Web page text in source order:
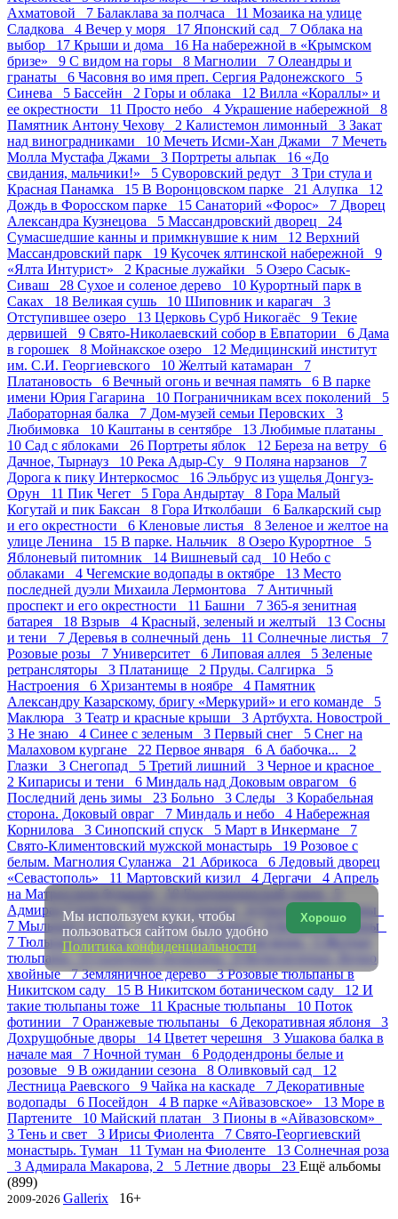
Ахматовой 7 Балаклава за полчаса 11 Мозаика на улице
Сладкова 4 Вечер у моря 17 Японский сад 7 Облака на
выбор 17 Крыши и дома 16 На набережной в «Крымском
бризе» 9 С видом на горы 8 Магнолии 7 Олеандры и
гранаты 6 Часовня во имя преп. Сергия Радонежского 5
Синева 5 Бассейн 2 Горы и облака 12 Вилла «Кораллы» и
ее окрестности 11 Просто небо 4 Украшение набережной 8
Памятник Антону Чехову 2 Калистемон лимонный 3 Закат
над виноградниками 10 Мечеть Исми-Хан Джами 7 Мечеть
Молла Мустафа Джами 3 Портреты альпак 16 «До
свидания, мальчики!» 5 Суворовский редут 3 Три стула и
Красная Панамка 15 В Воронцовском парке 21 Алупка 12
Дождь в Форосском парке 15 Санаторий «Форос» 7 Дворец
Александра Кузнецова 5 Массандровский дворец 24
Сумасшедшие канны и примкнувшие к ним 12 Верхний
Массандровский парк 19 Кусочек ялтинской набережной 9
«Ялта Интурист» 2 Красные лужайки 5 Озеро Сасык-
Сиваш 28 Сухое и соленое дерево 10 Курортный парк в
Саках 18 Великая сушь 10 Шиповник и карагач 3
Отступившее озеро 13 Церковь Сурб Никогаёс 9 Текие
дервишей 9 Свято-Николаевский собор в Евпатории 6 Дама
в горошек 8 Мойнакское озеро 12 Медицинский институт
им. С.И. Георгиевского 10 Желтый катамаран 7
Платановость 6 Вечный огонь и вечная память 6 В парке
имени Юрия Гагарина 10 Пограничникам всех поколений 5
Лабораторная балка 7 Дом-музей семьи Перовских 3
Любимовка 10 Каштаны в сентябре 13 Любимые платаны
10 Сад с яблоками 26 Портреты яблок 12 Береза на ветру 6
Дачное, Тырнауз 10 Река Адыр-Су 9 Поляна нарзанов 7
Дорога к пику Интеркосмос 16 Эльбрус из ущелья Донгуз-
Орун 11 Пик Чегет 5 Гора Андыртау 8 Гора Малый
Когутай и пик Баксан 8 Гора Итколбаши 6 Балкарский сыр
и его окрестности 6 Кленовые листья 8 Зеленое и желтое на
улице Ленина 15 В парке. Нальчик 8 Озеро Курортное 5
Яблоневый питомник 14 Вишневый сад 10 Небо с
облаками 4 Чегемские водопады в октябре 13 Место
последней дуэли Михаила Лермонтова 7 Античный
проспект и его окрестности 11 Башни 7 365-я зенитная
батарея 18 Взрыв 4 Красный, зеленый и желтый 13 Сосны
и тени 7 Деревья в солнечный день 11 Солнечные листья 7
Розовые розы 7 Университет 6 Липовая аллея 5 Зеленые
ретрансляторы 3 Платанище 2 Пруды. Салгирка 5
Настроения 6 Хризантемы в ноябре 4 Памятник
Александру Казарскому, бригу «Меркурий» и его команде 5
Маклюра 3 Театр и красные крыши 3 Артбухта. Новострой
3 Не знаю 4 Синее с зеленым 3 Первый снег 5 Снег на
Малаховом кургане 22 Первое января 6 А бабочка... 2
Глазки 3 Снегопад 5 Третий лишний 3 Черное и красное
2 Кипарисы и тени 6 Миндаль над Доковым оврагом 6
Последний день зимы 23 Больно 3 Следы 3 Корабельная
сторона. Доковый овраг 7 Миндаль и небо 4 Набережная
Корнилова 3 Синопский спуск 5 Март в Инкермане 7
Свято-Климентовский мужской монастырь 19 Розовое с
белым. Магнолия Суланжа 21 Абрикоса 6 Ледовый дворец
«Севастополь» 11 Мартовский кизил 4 Дергачи 4 Апрель
на Матросском бульваре 10
Адмирал Сенявин 7
Ветки и крыши 4
Охота на тюльпаны
7 Мыльные пузыри 5Парад тюльпанов 8
Белые тюльпаны
7 Тюльпаны Dotcom 7Платаны. Изящная мощь 5
тюльпаны 9Сказочные тюльпаны 8Вечнозеленые. Вечно
хвойные 7Земляничное дерево 3Розовые тюльпаны в
Никитском саду 15 В Никитском ботаническом саду 12 И
такие тюльпаны тоже 11 Красные тюльпаны 10 Поток
фотинии 7 Оранжевые тюльпаны 6 Декоративная яблоня 3
Дохрущобные дворы 14 Цветет черешня 3 Ушакова балка в
начале мая 7 Ночной туман 6 Рододендроны белые и
розовые 9 В ожидании сезона 8 Оливковый сад 12
Лестница Раевского 9 Чайка на каскаде 7 Декоративные
водопады 6 Посейдон 4 В парке «Айвазовское» 13 Море в
Партените 10 Майский платан 3 Пионы в «Айвазовском»
3 Тень и свет 3 Ирисы Фиолента 7 Свято-Георгиевский
монастырь. Туман 11 Туман на Фиоленте 13 Солнечная роза
3 Адмирала Макарова, 2 5 Летние дворы 23 Ещё альбомы
(899)
2009-2026 Gallerix 16+
Хорошо
Мы используем куки, чтобы
пользоваться сайтом было удобно
Политика конфиденциальности